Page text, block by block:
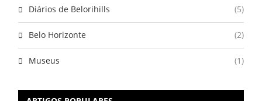
Diários de Belorihills (5)
Belo Horizonte (2)
Museus (1)